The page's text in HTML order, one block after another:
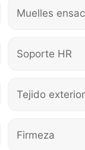
Muelles
Soporte HR
Tejido exterior
Firmeza